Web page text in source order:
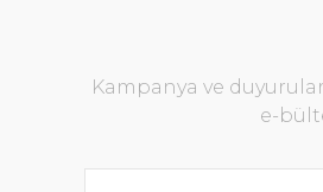
Kampanya ve
e-